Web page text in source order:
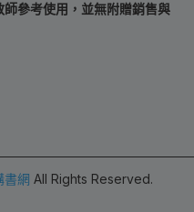
參考使用，並無附贈銷售與
書網 All Rights Reserved.